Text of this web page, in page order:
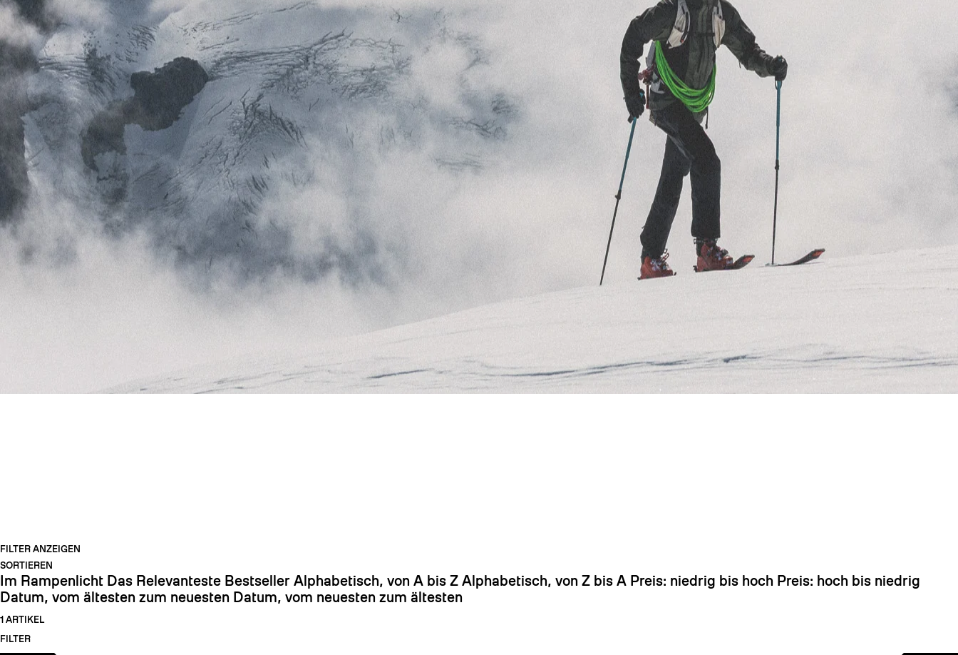
BELIEBTE SUCHANFRAGEN
Ausrüstung
Es sieht so aus, als hätten Sie noch nichts
FILTER ANZEIGEN
SORTIEREN
Im Rampenlicht Das Relevanteste Bestseller Alphabetisch, von A bis Z Alphabetisch, von Z bis A Preis: niedrig bis hoch Preis: hoch bis niedrig
Datum, vom ältesten zum neuesten Datum, vom neuesten zum ältesten
1 ARTIKEL
FILTER